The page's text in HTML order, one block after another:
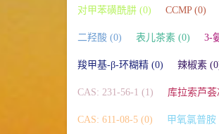
对甲苯磺酰肼 (0) CCMP (0)
二羟酸 (0) 表儿茶素 (0) 3-
羧甲基-β-环糊精 (0) 辣椒素
CAS: 231-56-1 (1) 库拉索芦
CAS: 611-08-5 (0) 甲氧氯普胺